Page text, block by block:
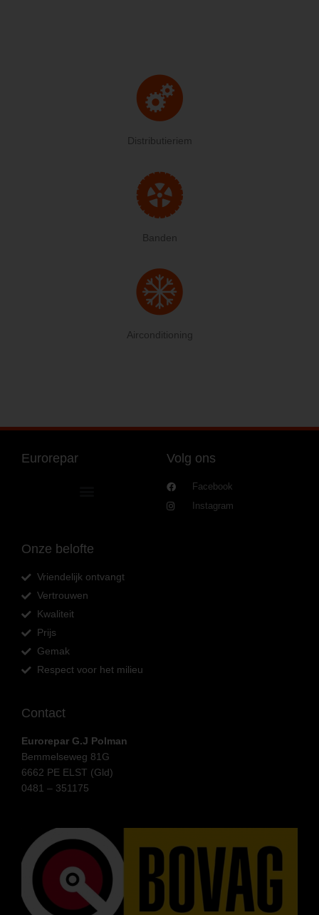
Distributieriem
Banden
Airconditioning
Eurorepar Volg ons
Facebook
Instagram
Onze belofte
Vriendelijk ontvangt
Vertrouwen
Kwaliteit
Prijs
Gemak
Respect voor het milieu
Contact
Eurorepar G.J Polman
Bemmelseweg 81G
6662 PE ELST (Gld)
0481 – 351175